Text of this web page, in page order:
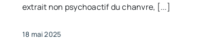
extrait non psychoactif du chanvre, [...]
18 mai 2025